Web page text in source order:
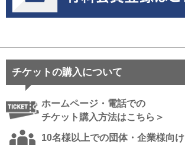
チケットの購入について
ホームページ・電話での
チケット購入方法はこちら＞
10名様以上での団体・企業様向け